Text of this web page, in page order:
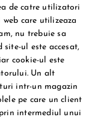
de catre utilizatori
care utilizeaza
nu trebuie sa
ul este accesat,
cookie-ul este
Un alt
intr-un magazin
pe care un client
intermediul unui